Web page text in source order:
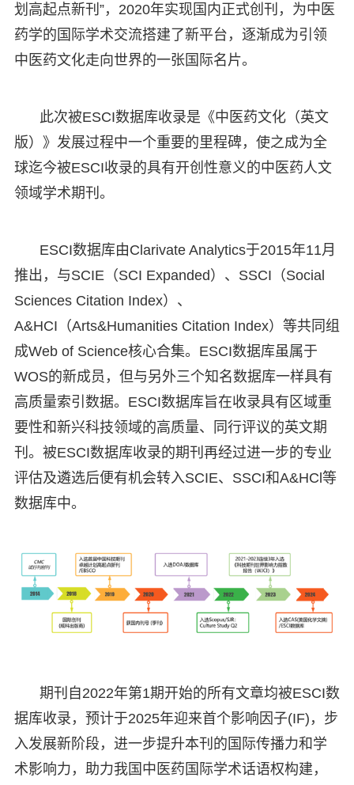
划高起点新刊”，2020年实现国内正式创刊，为中医
药学的国际学术交流搭建了新平台，逐渐成为引领
中医药文化走向世界的一张国际名片。
此次被ESCI数据库收录是《中医药文化（英文
版）》发展过程中一个重要的里程碑，使之成为全
球迄今被ESCI收录的具有开创性意义的中医药人文
领域学术期刊。
ESCI数据库由Clarivate Analytics于2015年11月
推出，与SCIE（SCI Expanded）、SSCI（Social
Sciences Citation Index）、
A&HCI（Arts&Humanities Citation Index）等共同组
成Web of Science核心合集。ESCI数据库虽属于
WOS的新成员，但与另外三个知名数据库一样具有
高质量索引数据。ESCI数据库旨在收录具有区域重
要性和新兴科技领域的高质量、同行评议的英文期
刊。被ESCI数据库收录的期刊再经过进一步的专业
评估及遴选后便有机会转入SCIE、SSCI和A&HCl等
数据库中。
期刊自2022年第1期开始的所有文章均被ESCI数
据库收录，预计于2025年迎来首个影响因子(IF)，步
入发展新阶段，进一步提升本刊的国际传播力和学
术影响力，助力我国中医药国际学术话语权构建，